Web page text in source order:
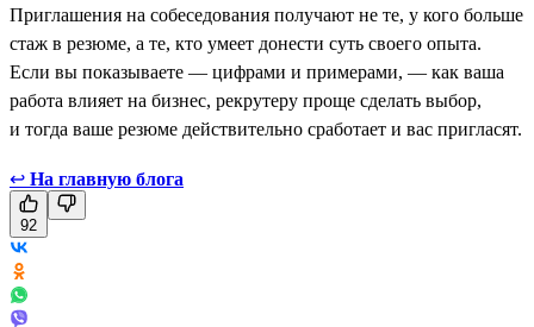
Приглашения на собеседования получают не те, у кого больше
стаж в резюме, а те, кто умеет донести суть своего опыта.
Если вы показываете — цифрами и примерами, — как ваша
работа влияет на бизнес, рекрутеру проще сделать выбор,
и тогда ваше резюме действительно сработает и вас пригласят.
↩ На главную блога
92